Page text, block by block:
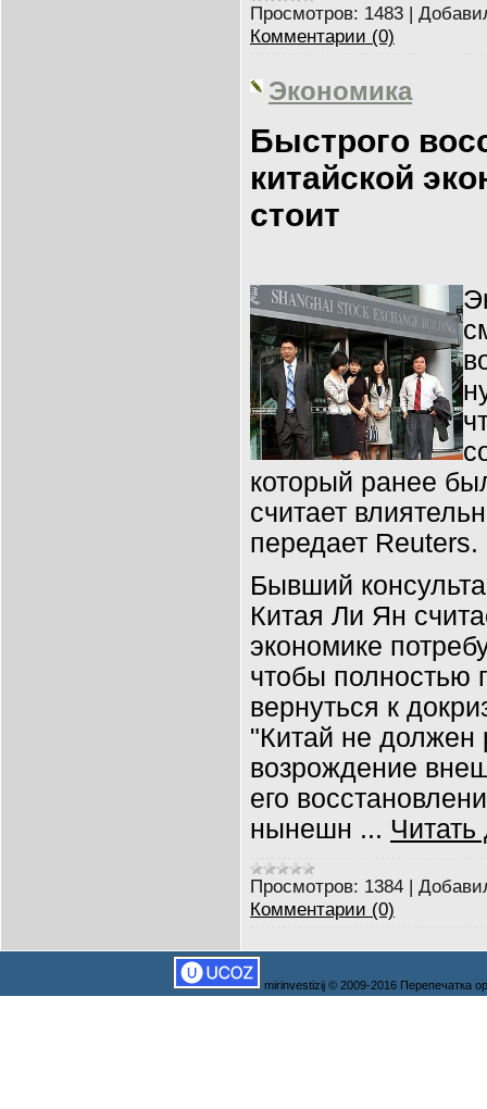
Просмотров: 1483 |
Комментарии (0)
Экономика
Быстрого
китайской
стоит
который ранее
считает
передает Reuters.
Бывший
Китая Ли Ян
экономике
чтобы полностью
вернуться к
"Китай не должен
возрождение
его
нынешн ...
Просмотров: 1384 |
Комментарии (0)
mirinvestizij © 2009-2016 Перепечатка